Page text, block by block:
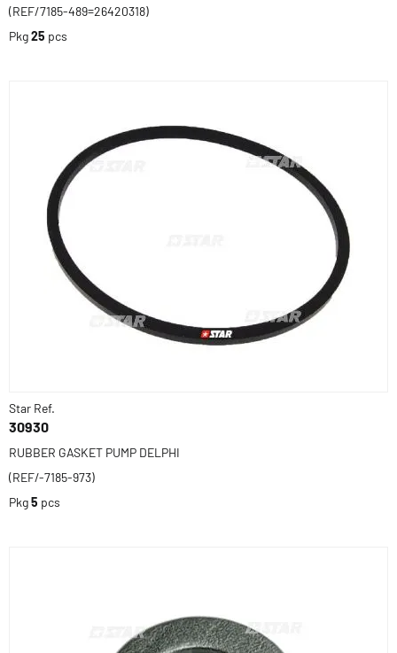
(REF/7185-489=26420318)
Pkg25 pcs
Star Ref.
30930
RUBBER GASKET PUMP DELPHI
(REF/-7185-973)
Pkg5 pcs